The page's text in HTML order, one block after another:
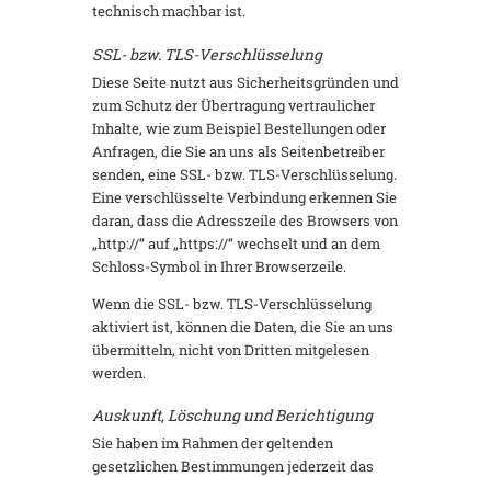
technisch machbar ist.
SSL- bzw. TLS-Verschlüsselung
Diese Seite nutzt aus Sicherheitsgründen und
zum Schutz der Übertragung vertraulicher
Inhalte, wie zum Beispiel Bestellungen oder
Anfragen, die Sie an uns als Seitenbetreiber
senden, eine SSL- bzw. TLS-Verschlüsselung.
Eine verschlüsselte Verbindung erkennen Sie
daran, dass die Adresszeile des Browsers von
„http://“ auf „https://“ wechselt und an dem
Schloss-Symbol in Ihrer Browserzeile.
Wenn die SSL- bzw. TLS-Verschlüsselung
aktiviert ist, können die Daten, die Sie an uns
übermitteln, nicht von Dritten mitgelesen
werden.
Auskunft, Löschung und Berichtigung
Sie haben im Rahmen der geltenden
gesetzlichen Bestimmungen jederzeit das